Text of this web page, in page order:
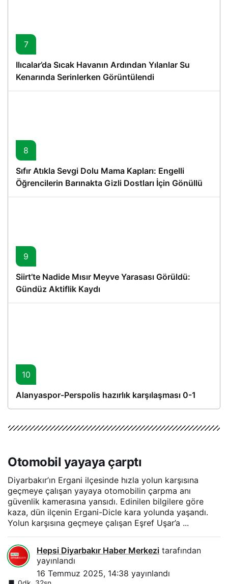
7
Ilıcalar’da Sıcak Havanın Ardından Yılanlar Su
Kenarında Serinlerken Görüntülendi
8
Sıfır Atıkla Sevgi Dolu Mama Kapları: Engelli
Öğrencilerin Barınakta Gizli Dostları İçin Gönüllü
Proje
9
Siirt’te Nadide Mısır Meyve Yarasası Görüldü:
Gündüz Aktiflik Kaydı
10
Alanyaspor-Perspolis hazırlık karşılaşması 0-1
Otomobil yayaya çarptı
Diyarbakır’ın Ergani ilçesinde hızla yolun karşısına
geçmeye çalışan yayaya otomobilin çarpma anı
güvenlik kamerasına yansıdı. Edinilen bilgilere göre
kaza, dün ilçenin Ergani-Dicle kara yolunda yaşandı.
Yolun karşısına geçmeye çalışan Eşref Uşar’a ...
Hepsi Diyarbakır Haber Merkezi tarafından
yayınlandı
16 Temmuz 2025, 14:38 yayınlandı